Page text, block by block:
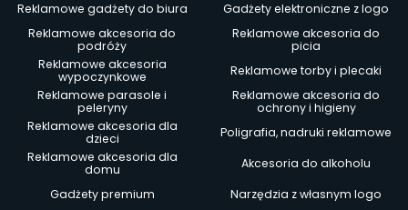
Reklamowe gadżety do biura
Gadżety elektroniczne z logo
Reklamowe akcesoria do
podróży
Reklamowe akcesoria do
picia
Reklamowe akcesoria
wypoczynkowe
Reklamowe torby i plecaki
Reklamowe parasole i
peleryny
Reklamowe akcesoria do
ochrony i higieny
Reklamowe akcesoria dla
dzieci
Poligrafia, nadruki reklamowe
Reklamowe akcesoria dla
domu
Akcesoria do alkoholu
Gadżety premium
Narzędzia z własnym logo